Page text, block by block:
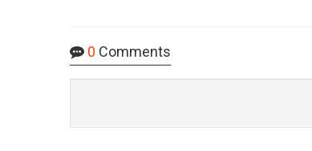
0 Comments